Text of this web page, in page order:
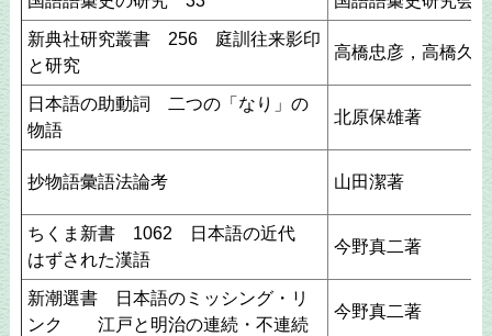
新典社研究叢書 256 庭訓往来影印
と研究
高橋忠彦，高橋久
日本語の助動詞 二つの「なり」の
物語
北原保雄著
抄物語彙語法論考 山田潔著
ちくま新書 1062 日本語の近代
はずされた漢語
今野真二著
新潮選書 日本語のミッシング・リ
ンク 江戸と明治の連続・不連続
今野真二著